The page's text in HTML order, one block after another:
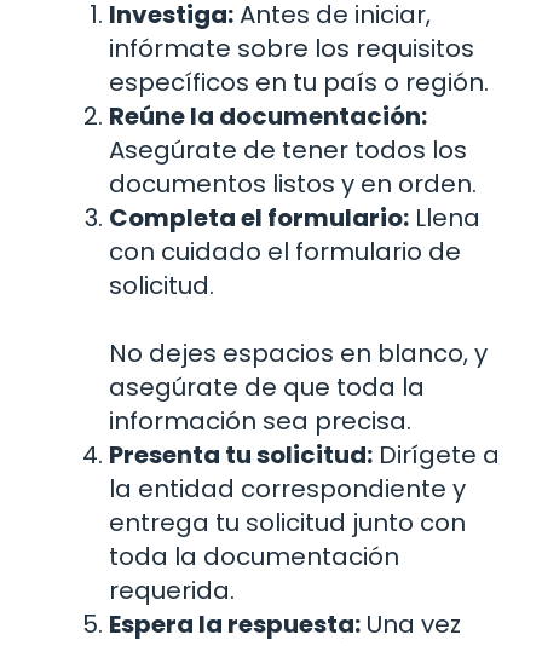
Investiga:Antes de iniciar,
infórmate sobre los requisitos
específicos en tu país o región.
Reúne la documentación:
Asegúrate de tener todos los
documentos listos y en orden.
Completa el formulario: Llena
con cuidado el formulario de
solicitud.
No dejes espacios en blanco, y
asegúrate de que toda la
información sea precisa.
Presenta tu solicitud: Dirígete a
la entidad correspondiente y
entrega tu solicitud junto con
toda la documentación
requerida.
Espera la respuesta: Una vez